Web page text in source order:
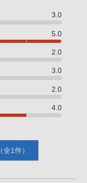
3.0
5.0
2.0
3.0
2.0
4.0
1件）